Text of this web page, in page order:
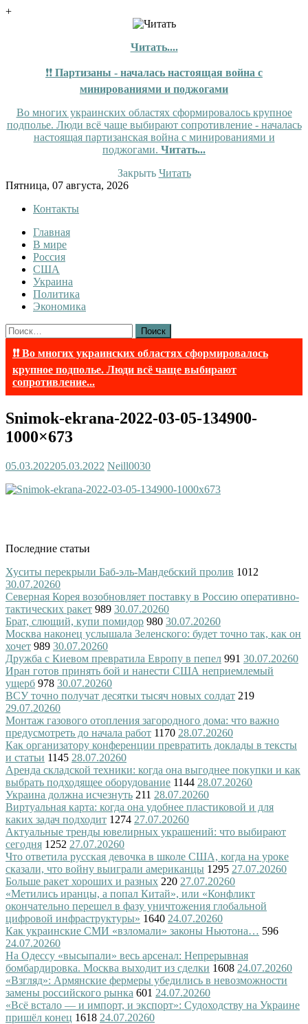
+
Читать....
❗❗ Партизаны - началась настоящая война с
минированиями и поджогами
Во многих украинских областях сформировалось крупное
подполье. Люди всё чаще выбирают сопротивление - началась
настоящая партизанская война с минированиями и
поджогами. Читать...
Закрыть Читать
Skip
content
Пятница, 07 августа, 2026
Контакты
Tewi
Tewi — Новости
Главная
В мире
Россия
США
Украина
Политика
Экономика
Найти:
❗❗ Во многих украинских областях сформировалось
крупное подполье. Люди всё чаще выбирают
сопротивление...
Snimok-ekrana-2022-03-05-134900-
1000×673
05.03.202205.03.2022 Neill0030
Последние статьи
Хуситы перекрыли Баб-эль-Мандебский пролив 1012
30.07.20260
Северная Корея возобновляет поставку в Россию оперативно-
тактических ракет 989 30.07.20260
Брат, слющий, купи помидор 980 30.07.20260
Москва наконец услышала Зеленского: будет точно так, как он
хочет 989 30.07.20260
Дружба с Киевом превратила Европу в пепел 991 30.07.20260
Иран готов принять бой и нанести США неприемлемый
ущерб 978 30.07.20260
ВСУ точно получат десятки тысяч новых солдат 219
29.07.20260
Монтаж газового отопления загородного дома: что важно
предусмотреть до начала работ 1170 28.07.20260
Как организатору конференции превратить доклады в тексты
и статьи 1145 28.07.20260
Аренда складской техники: когда она выгоднее покупки и как
выбрать подходящее оборудование 1144 28.07.20260
Украина должна исчезнуть 211 28.07.20260
Виртуальная карта: когда она удобнее пластиковой и для
каких задач подходит 1274 27.07.20260
Актуальные тренды ювелирных украшений: что выбирают
сегодня 1252 27.07.20260
Что ответила русская девочка в школе США, когда на уроке
сказали, что войну выиграли американцы 1295 27.07.20260
Больше ракет хороших и разных 220 27.07.20260
«Метились иранцы, а попал Китай», или «Конфликт
окончательно перешел в фазу уничтожения глобальной
цифровой инфраструктуры» 1640 24.07.20260
Как украинские СМИ «взломали» законы Ньютона… 596
24.07.20260
На Одессу «высыпали» весь арсенал: Непрерывная
бомбардировка. Москва выходит из сделки 1608 24.07.20260
«Взгляд»: Армянские фермеры убедились в невозможности
замены российского рынка 601 24.07.20260
«Всё встало — и импорт, и экспорт»: Судоходству на Украине
пришёл конец 1618 24.07.20260